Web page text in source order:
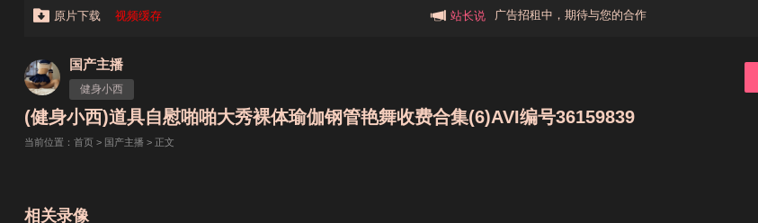
原片下载 视频缓存 站长说 广告招租中，期待与您的合作
国产主播
健身小西
(健身小西)道具自慰啪啪大秀裸体瑜伽钢管艳舞收费合集(6)AVI编号36159839
当前位置： 首页 > 国产主播 > 正文
相关录像